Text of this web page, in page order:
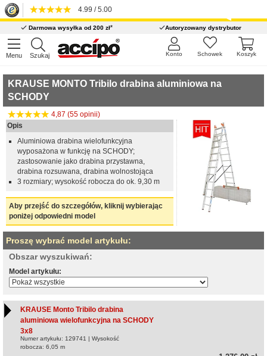
4.99 / 5.00
Darmowa wysyłka od 200 zł* Autoryzowany dystrybutor
Menu Szukaj Koszyk
Schowek
Konto
KRAUSE MONTO Tribilo drabina aluminiowa na
SCHODY
4,87 (55 opinii)
Opis
Aluminiowa drabina wielofunkcyjna
wyposażona w funkcję na SCHODY;
zastosowanie jako drabina przystawna,
drabina rozsuwana, drabina wolnostojąca
3 rozmiary; wysokość robocza do ok. 9,30 m
Aby przejść do szczegółów, kliknij wybierając
poniżej odpowiedni model
Proszę wybrać model artykułu:
Obszar wyszukiwań:
Model artykułu:
KRAUSE Monto Tribilo drabina
aluminiowa wielofunkcyjna na SCHODY
3x8
Numer artykułu: 129741 | Wysokość
robocza: 6,05 m